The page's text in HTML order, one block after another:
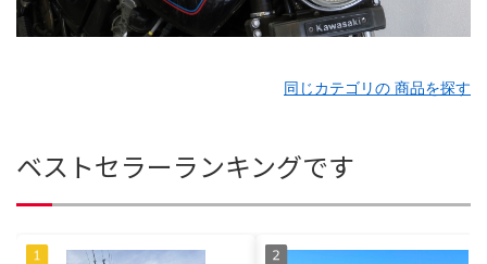
同じカテゴリの 商品を探す
ベストセラーランキングです